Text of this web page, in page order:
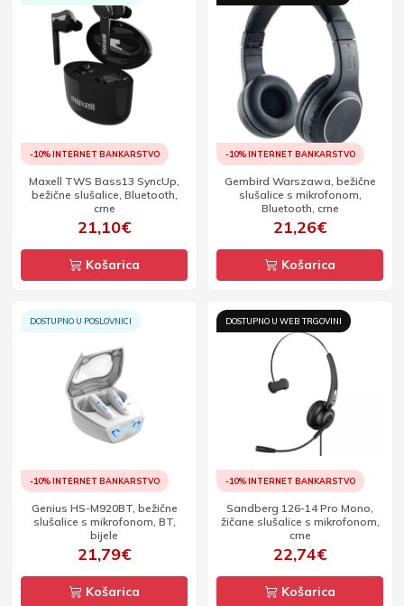
-10% INTERNET BANKARSTVO
Maxell TWS Bass13 SyncUp,
bežične slušalice, Bluetooth,
crne
21,10€
Košarica
-10% INTERNET BANKARSTVO
Gembird Warszawa, bežične
slušalice s mikrofonom,
Bluetooth, crne
21,26€
Košarica
DOSTUPNO U POSLOVNICI
-10% INTERNET BANKARSTVO
Genius HS-M920BT, bežične
slušalice s mikrofonom, BT,
bijele
21,79€
Košarica
DOSTUPNO U WEB TRGOVINI
-10% INTERNET BANKARSTVO
Sandberg 126-14 Pro Mono,
žičane slušalice s mikrofonom,
crne
22,74€
Košarica